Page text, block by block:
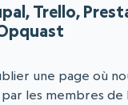
Trello,
une page où
les membres de